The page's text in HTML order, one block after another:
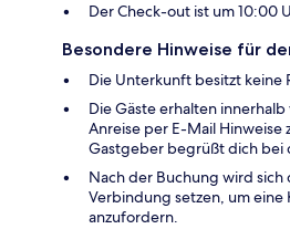
Der Check-out ist um 10:00
Besondere Hinweise für
Die Unterkunft besitzt keine
Die Gäste erhalten
Anreise per E-Mail Hinweise
Gastgeber begrüßt dich bei
Nach der Buchung wird
Verbindung setzen, um eine
anzufordern.